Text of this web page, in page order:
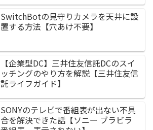
SwitchBotの見守りカメラを天井に設
置する方法【穴あけ不要】
【企業型DC】三井住友信託DCのスイ
ッチングのやり方を解説【三井住友信
託ライフガイド】
SONYのテレビで番組表が出ない不具
合を解決できた話【ソニー ブラビラ